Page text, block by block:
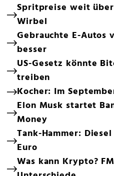
Spritpreise weit
Wirbel
Gebrauchte E-Autos
besser
US-Gesetz könnte
treiben
Kocher: Im
Elon Musk startet
Money
Tank-Hammer:
Euro
Was kann Krypto?